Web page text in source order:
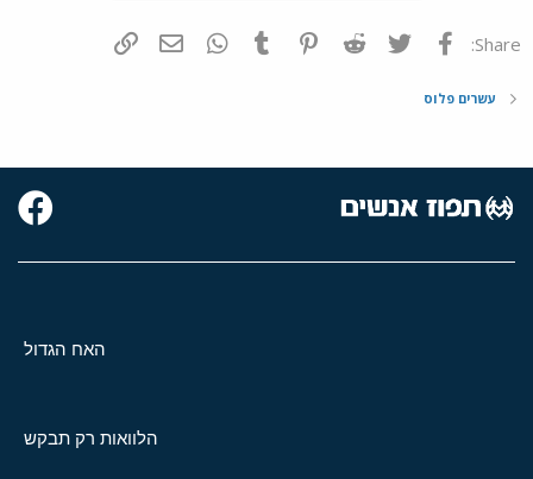
Share: פייסבוק Twitter
Reddit
Pinterest
Tumblr
WhatsAppדואר אלקטרוני
עשרים פלוס
האח הגדול
הלוואות רק תבקש